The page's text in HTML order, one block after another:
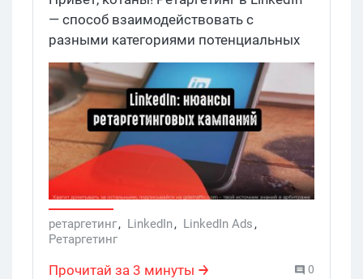
— способ взаимодействовать с
разными категориями потенциальных
клиентов. Это и те, кто готов купить, и те,
кому требуется слишком много
времени для принятия решения. Есть
способы раскачать обе категории.
ретаргетинг, LinkedIn, LinkedIn Ads,
Ретаргетинг
Прочитай за 3 минуты 0